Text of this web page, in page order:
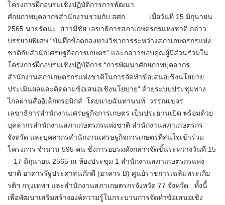
โครงการฝึกอบรมเชิงปฏิบัติการการพัฒนา
ศักยภาพบุคลากรสำนักงานร่วมกับ สศก. เมื่อวันที่ 15 มิถุนายน
2565 นายรัตนะ สวามีชัย เลขาธิการสภาเกษตรกรแห่งชาติ กล่าว
บรรยายพิเศษ “บันทึกข้อตกลงทางวิชาการระหว่างสภาเกษตรกรแห่ง
ชาติกับสำนักเศรษฐกิจการเกษตร” และกล่าวขอบคุณผู้มีส่วนร่วมใน
โครงการฝึกอบรมเชิงปฏิบัติการ “การพัฒนาศักยภาพบุคลากร
สำนักงานสภาเกษตรกรแห่งชาติในการจัดทำข้อเสนอเชิงนโยบาย
ประเมินผลและติดตามข้อเสนอเชิงนโยบาย” ด้วยระบบประชุมทาง
ไกลผ่านสื่ออิเล็กทรอนิกส์ โดยนายฉันทานนท์ วรรณเขจร
เลขาธิการสำนักงานเศรษฐกิจการเกษตร เป็นประธานเปิด พร้อมด้วย
บุคลากรสำนักงานสภาเกษตรกรแห่งชาติ สำนักงานสภาเกษตรกร
จังหวัด และบุคลากรสำนักงานเศรษฐกิจการเกษตรที่สนใจเข้าร่วม
โครงการ จำนวน 595 คน ซึ่งการอบรมดังกล่าวจัดขึ้นระหว่างวันที่ 15
– 17 มิถุนายน 2565 ณ ห้องประชุม 1 สำนักงานสภาเกษตรกรแห่ง
ชาติ อาคารรัฐประศาสนภักดี (อาคาร B) ศูนย์ราชการเฉลิมพระเกีย
รติฯ กรุงเทพฯ และสำนักงานสภาเกษตรกรจังหวัด 77 จังหวัด ทั้งนี้
เพื่อพัฒนาเสริมสร้างองค์ความรู้ในกระบวนการจัดทำข้อเสนอเชิง